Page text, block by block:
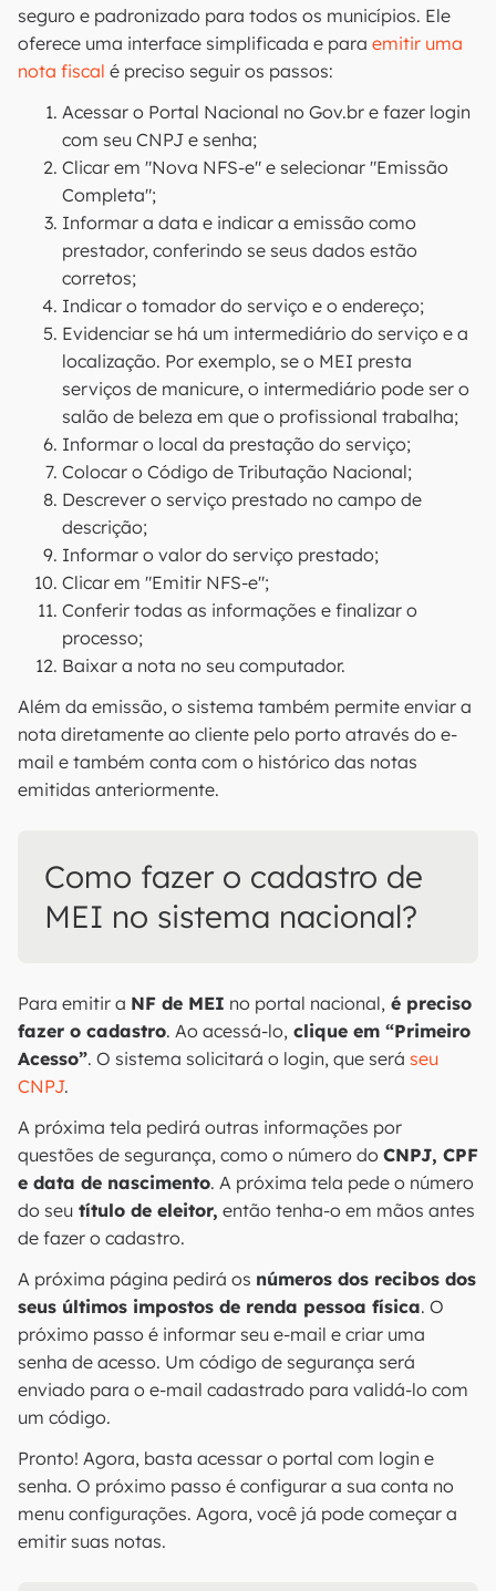
seguro e padronizado para todos os municípios. Ele
oferece uma interface simplificada e para emitir uma
nota fiscal é preciso seguir os passos:
Acessar o Portal Nacional no Gov.br e fazer login
com seu CNPJ e senha;
Clicar em "Nova NFS-e" e selecionar "Emissão
Completa";
Informar a data e indicar a emissão como
prestador, conferindo se seus dados estão
corretos;
Indicar o tomador do serviço e o endereço;
Evidenciar se há um intermediário do serviço e a
localização. Por exemplo, se o MEI presta
serviços de manicure, o intermediário pode ser o
salão de beleza em que o profissional trabalha;
Informar o local da prestação do serviço;
Colocar o Código de Tributação Nacional;
Descrever o serviço prestado no campo de
descrição;
Informar o valor do serviço prestado;
Clicar em "Emitir NFS-e";
Conferir todas as informações e finalizar o
processo;
Baixar a nota no seu computador.
Além da emissão, o sistema também permite enviar a
nota diretamente ao cliente pelo porto através do e-
mail e também conta com o histórico das notas
emitidas anteriormente.
Como fazer o cadastro de
MEI no sistema nacional?
Para emitir a NF de MEI no portal nacional, é preciso
fazer o cadastro. Ao acessá-lo, clique em “Primeiro
Acesso”. O sistema solicitará o login, que será seu
CNPJ.
A próxima tela pedirá outras informações por
questões de segurança, como o número do CNPJ, CPF
e data de nascimento. A próxima tela pede o número
do seu título de eleitor, então tenha-o em mãos antes
de fazer o cadastro.
A próxima página pedirá os números dos recibos dos
seus últimos impostos de renda pessoa física. O
próximo passo é informar seu e-mail e criar uma
senha de acesso. Um código de segurança será
enviado para o e-mail cadastrado para validá-lo com
um código.
Pronto! Agora, basta acessar o portal com login e
senha. O próximo passo é configurar a sua conta no
menu configurações. Agora, você já pode começar a
emitir suas notas.